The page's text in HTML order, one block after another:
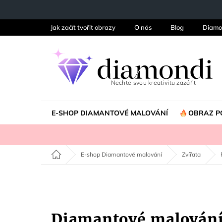
Jak začít tvořit obrazy O nás Blog
E-SHOP DIAMANTOVÉ MALOVÁNÍ OBRAZ
Domů E-shop Diamantové malování Zvířata